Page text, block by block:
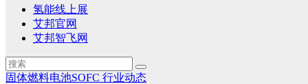
氢能线上展
艾邦官网
艾邦智飞网
固体燃料电池SOFC 行业动态